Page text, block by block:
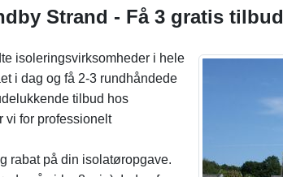
Strand - Få 3 gratis tilbud
isoleringsvirksomheder i hele
i dag og få 2-3 rundhåndede
tilbud hos
vi for professionelt
rabat på din isolatøropgave.